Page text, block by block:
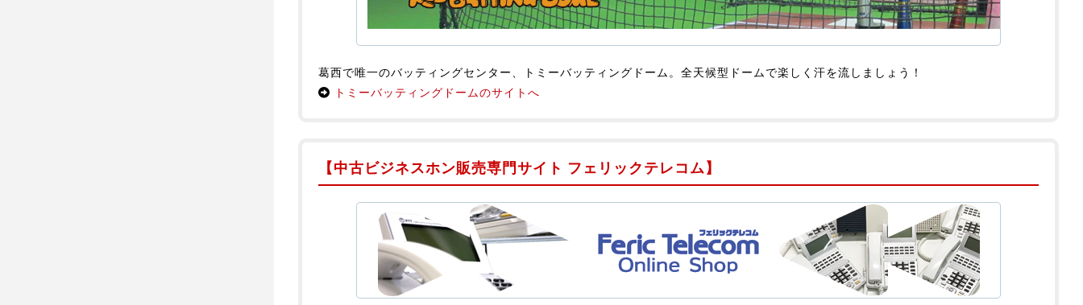
葛西で唯一のバッティングセンター、トミーバッティングドーム。全天候型ドームで楽しく汗を流しましょう！
トミーバッティングドームのサイトへ
【中古ビジネスホン販売専門サイト フェリックテレコム】